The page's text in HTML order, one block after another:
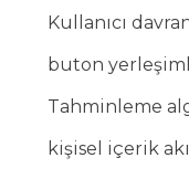
Kullanıcı
buton
Tahminleme
kişisel içerik